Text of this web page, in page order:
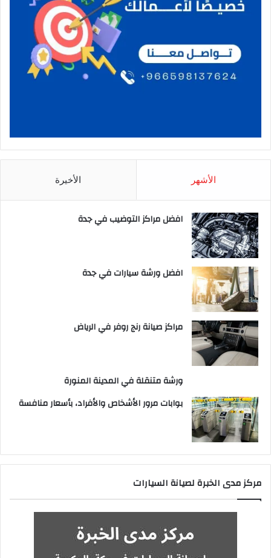
الأشهر الأخيرة
افضل مراكز التوضيب في جدة
افضل ورشة سيارات في جدة
مراكز صيانة رنج روفر في الرياض
ورشة متنقلة في المدينة المنورة
بوابات مرور الأشخاص والأفراد، بأسعار منافسة
مركز مدى الخبرة لصيانة السيارات